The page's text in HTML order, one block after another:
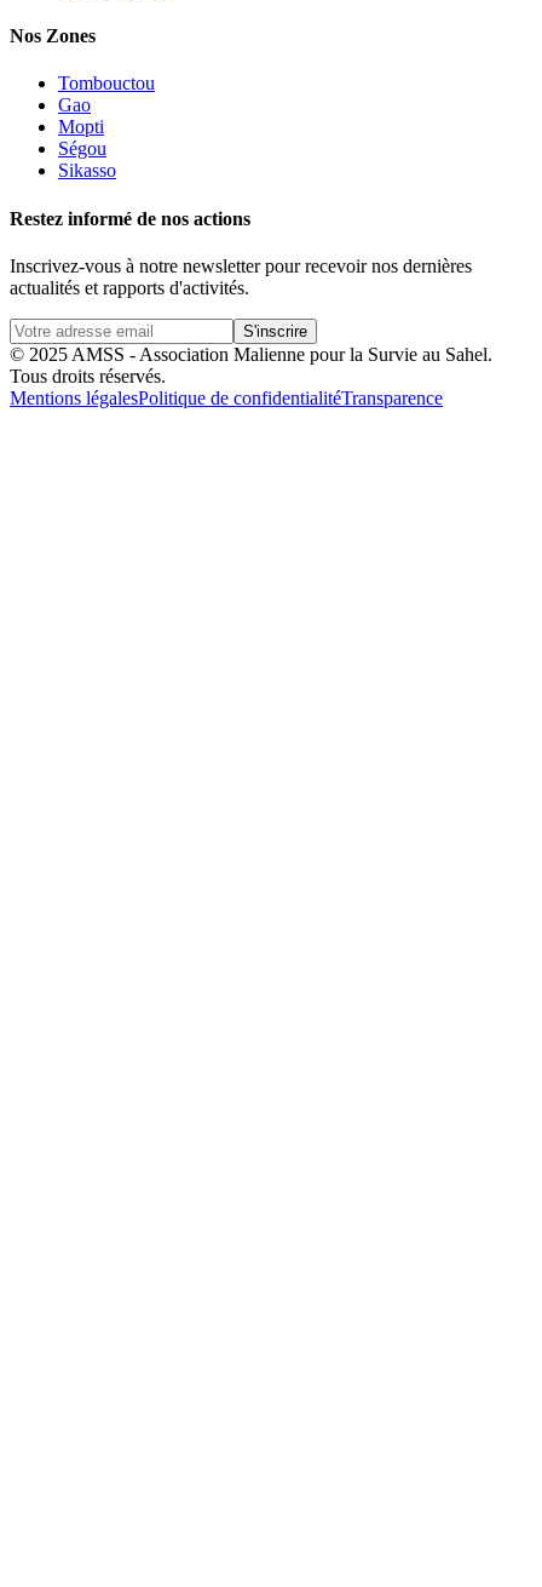
Nos Zones
Tombouctou
Gao
Mopti
Ségou
Sikasso
Restez informé de nos actions
Inscrivez-vous à notre newsletter pour recevoir nos dernières
actualités et rapports d'activités.
S'inscrire
© 2025 AMSS - Association Malienne pour la Survie au Sahel.
Tous droits réservés.
Mentions légalesPolitique de confidentialitéTransparence